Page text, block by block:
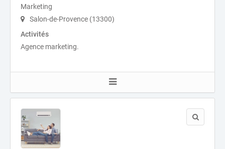
Marketing
Salon-de-Provence (13300)
Activités
Agence marketing.